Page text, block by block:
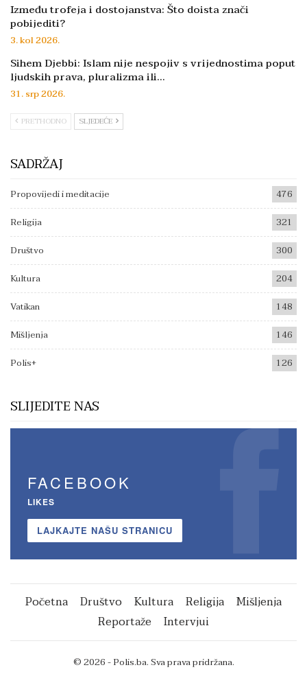
Između trofeja i dostojanstva: Što doista znači
pobijediti?
3. kol 2026.
Sihem Djebbi: Islam nije nespojiv s vrijednostima poput
ljudskih prava, pluralizma ili…
31. srp 2026.
PRETHODNO SLJEDEĆE
SADRŽAJ
Propovijedi i meditacije
476
Religija
321
Društvo
300
Kultura
204
Vatikan
148
Mišljenja
146
Polis+
126
SLIJEDITE NAS
FACEBOOK
LIKES
LAJKAJTE NAŠU STRANICU
Početna Društvo Kultura Religija
Mišljenja
Reportaže
Intervjui
© 2026 - Polis.ba. Sva prava pridržana.